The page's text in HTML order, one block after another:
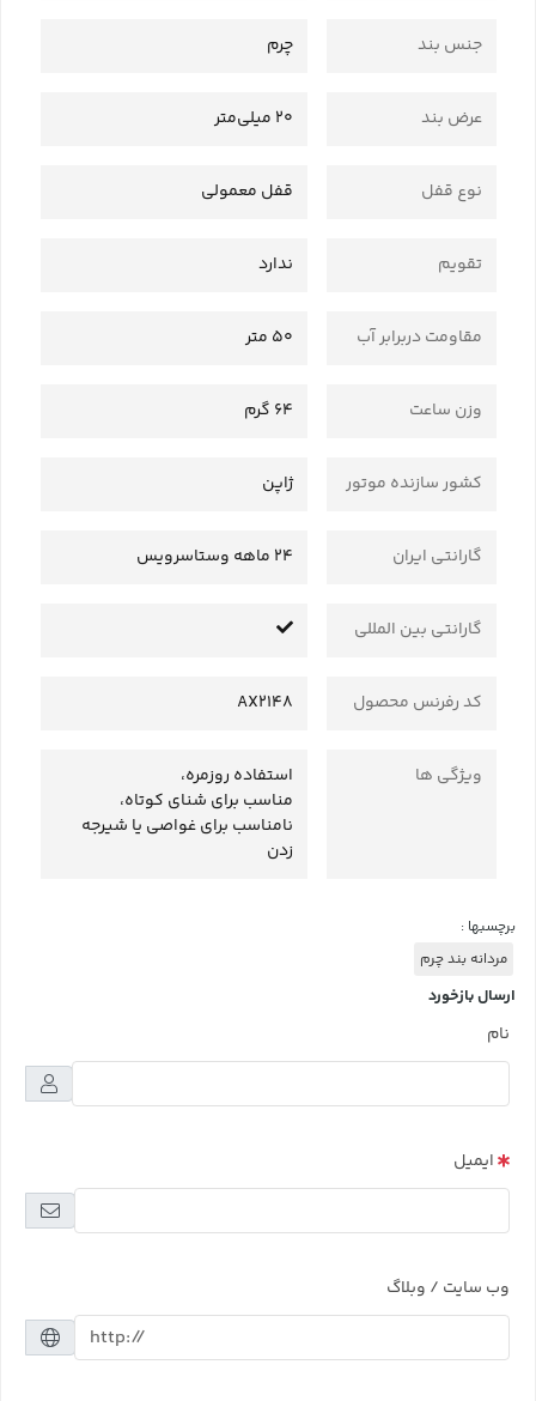
جنس بند چرم
عرض بند 20 میلی‌متر
نوع قفل قفل معمولی
تقویم ندارد
مقاومت دربرابر آب 50 متر
وزن ساعت 64 گرم
کشور سازنده موتور ژاپن
گارانتی ایران 24 ماهه وستاسرویس
گارانتی بین المللی
کد رفرنس محصول AX2148
ویژگی ها
استفاده روزمره،
مناسب برای شنای کوتاه،
نامناسب برای غواصی یا شیرجه
زدن
برچسبها :
مردانه بند چرم
ارسال بازخورد
نام
ایمیل
وب سایت / وبلاگ